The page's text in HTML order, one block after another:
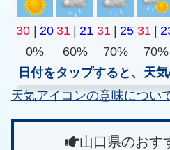
30 | 20 31 | 21 31 | 25 31 |
0%
60% 70% 70%
日付をタップすると、天
天気アイコンの意味につい
山口県のおす